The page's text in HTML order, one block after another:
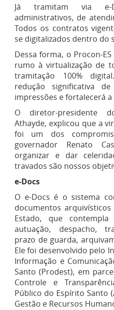
Já tramitam via e-
administrativos, de
Todos os contratos
se digitalizados dentro do
Dessa forma, o Procon-
rumo à virtualização de
tramitação 100%
redução significativa
impressões e fortalecerá
O diretor-presidente
Athayde, explicou que a
foi um dos
governador Renato
organizar e dar
travados são nossos
e-Docs
O e-Docs é o sistema
documentos
Estado, que
autuação, despacho,
prazo de guarda,
Ele foi desenvolvido pelo
Informação e
Santo (Prodest), em
Controle e
Público do Espírito Santo
Gestão e Recursos